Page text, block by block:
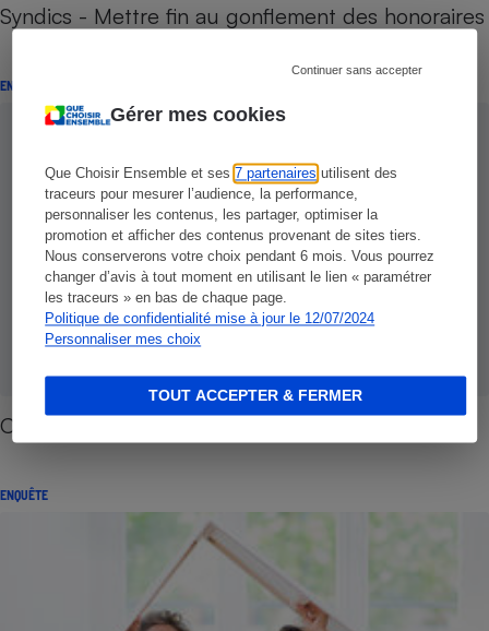
Gérer mes cookies
Que Choisir Ensemble et ses7 partenaires utilisent des
traceurs pour mesurer l’audience, la performance,
personnaliser les contenus, les partager, optimiser la
promotion et afficher des contenus provenant de sites tiers.
Nous conserverons votre choix pendant 6 mois. Vous pourrez
changer d’avis à tout moment en utilisant le lien « paramétrer
les traceurs » en bas de chaque page.
Politique de confidentialité mise à jour le 12/07/2024
Personnaliser mes choix
Continuer sans accepter
TOUT ACCEPTER & FERMER
Syndics - Mettre fin au gonflement des honoraires
ENQUÊTE
Changer de syndic sans se tromper
ENQUÊTE